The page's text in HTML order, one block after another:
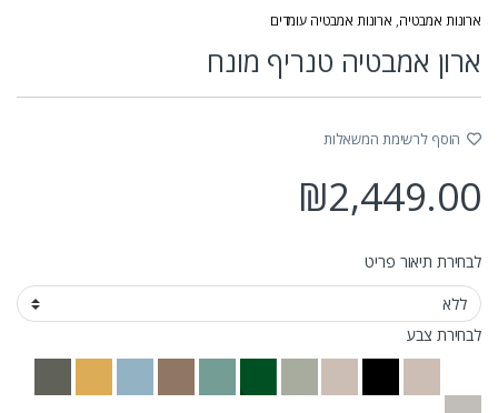
ארונות אמבטיה, ארונות אמבטיה עומדים
ארון אמבטיה טנריף מונח
הוסף לרשימת המשאלות
₪2,449.00
לבחירת תיאור פריט
לבחירת צבע